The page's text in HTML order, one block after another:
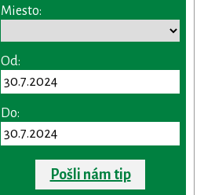
Miesto:
Od:
Do:
Pošli nám tip